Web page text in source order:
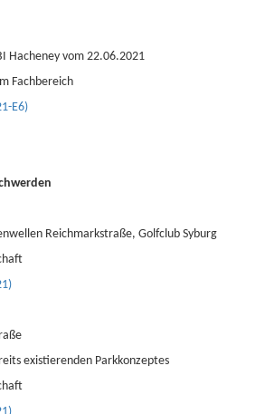
Hacheney vom 22.06.2021
Fachbereich
E6)
Reichmarkstraße, Golfclub Syburg
existierenden Parkkonzeptes